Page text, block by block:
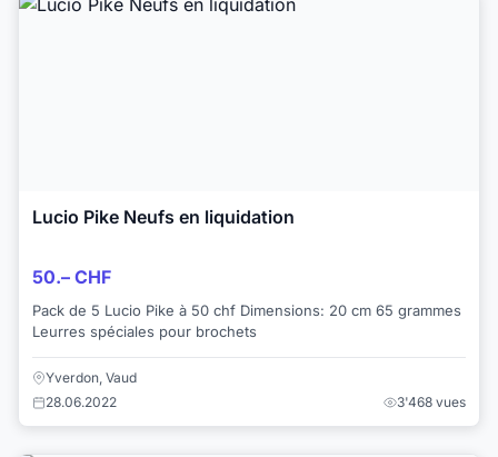
Lucio Pike Neufs en liquidation
50.– CHF
Pack de 5 Lucio Pike à 50 chf Dimensions: 20 cm 65 grammes
Leurres spéciales pour brochets
Yverdon, Vaud
28.06.2022
3'468 vues